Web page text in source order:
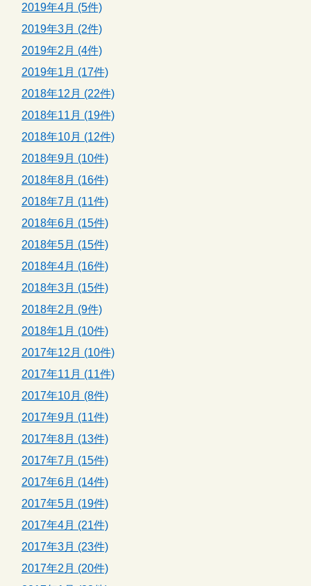
2019年4月 (5件)
2019年3月 (2件)
2019年2月 (4件)
2019年1月 (17件)
2018年12月 (22件)
2018年11月 (19件)
2018年10月 (12件)
2018年9月 (10件)
2018年8月 (16件)
2018年7月 (11件)
2018年6月 (15件)
2018年5月 (15件)
2018年4月 (16件)
2018年3月 (15件)
2018年2月 (9件)
2018年1月 (10件)
2017年12月 (10件)
2017年11月 (11件)
2017年10月 (8件)
2017年9月 (11件)
2017年8月 (13件)
2017年7月 (15件)
2017年6月 (14件)
2017年5月 (19件)
2017年4月 (21件)
2017年3月 (23件)
2017年2月 (20件)